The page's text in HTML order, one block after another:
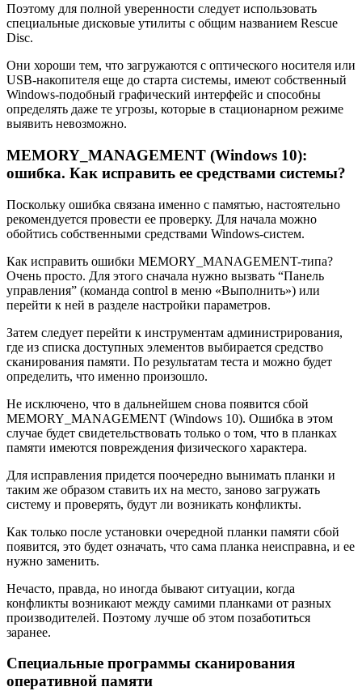
Поэтому для полной уверенности следует использовать
специальные дисковые утилиты с общим названием Rescue
Disc.
Они хороши тем, что загружаются с оптического носителя или
USB-накопителя еще до старта системы, имеют собственный
Windows-подобный графический интерфейс и способны
определять даже те угрозы, которые в стационарном режиме
выявить невозможно.
MEMORY_MANAGEMENT (Windows 10):
ошибка. Как исправить ее средствами системы?
Поскольку ошибка связана именно с памятью, настоятельно
рекомендуется провести ее проверку. Для начала можно
обойтись собственными средствами Windows-систем.
Как исправить ошибки MEMORY_MANAGEMENT-типа?
Очень просто. Для этого сначала нужно вызвать “Панель
управления” (команда control в меню «Выполнить») или
перейти к ней в разделе настройки параметров.
Затем следует перейти к инструментам администрирования,
где из списка доступных элементов выбирается средство
сканирования памяти. По результатам теста и можно будет
определить, что именно произошло.
Не исключено, что в дальнейшем снова появится сбой
MEMORY_MANAGEMENT (Windows 10). Ошибка в этом
случае будет свидетельствовать только о том, что в планках
памяти имеются повреждения физического характера.
Для исправления придется поочередно вынимать планки и
таким же образом ставить их на место, заново загружать
систему и проверять, будут ли возникать конфликты.
Как только после установки очередной планки памяти сбой
появится, это будет означать, что сама планка неисправна, и ее
нужно заменить.
Нечасто, правда, но иногда бывают ситуации, когда
конфликты возникают между самими планками от разных
производителей. Поэтому лучше об этом позаботиться
заранее.
Специальные программы сканирования
оперативной памяти